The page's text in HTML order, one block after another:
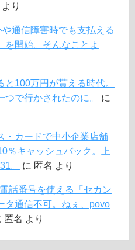
より
通信障害時でも支払える
を開始。そんなことよ
100万円が貰える時代。
で行かされたのに。
に
・カードで中小企業店舗
％キャッシュバック。上
。
に 匿名 より
話番号を使える「セカン
タ通信不可。ねぇ、povo
匿名 より